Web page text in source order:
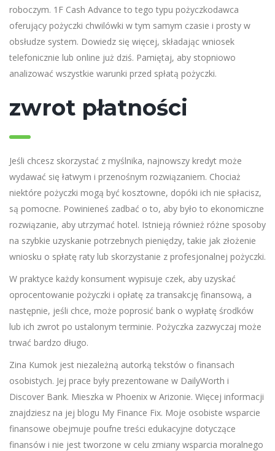
roboczym. 1F Cash Advance to tego typu pożyczkodawca
oferujący pożyczki chwilówki w tym samym czasie i prosty w
obsłudze system. Dowiedz się więcej, składając wniosek
telefonicznie lub online już dziś. Pamiętaj, aby stopniowo
analizować wszystkie warunki przed spłatą pożyczki.
zwrot płatności
Jeśli chcesz skorzystać z myślnika, najnowszy kredyt może
wydawać się łatwym i przenośnym rozwiązaniem. Chociaż
niektóre pożyczki mogą być kosztowne, dopóki ich nie spłacisz,
są pomocne. Powinieneś zadbać o to, aby było to ekonomiczne
rozwiązanie, aby utrzymać hotel. Istnieją również różne sposoby
na szybkie uzyskanie potrzebnych pieniędzy, takie jak złożenie
wniosku o spłatę raty lub skorzystanie z profesjonalnej pożyczki.
W praktyce każdy konsument wypisuje czek, aby uzyskać
oprocentowanie pożyczki i opłatę za transakcję finansową, a
następnie, jeśli chce, może poprosić bank o wypłatę środków
lub ich zwrot po ustalonym terminie. Pożyczka zazwyczaj może
trwać bardzo długo.
Zina Kumok jest niezależną autorką tekstów o finansach
osobistych. Jej prace były prezentowane w DailyWorth i
Discover Bank. Mieszka w Phoenix w Arizonie. Więcej informacji
znajdziesz na jej blogu My Finance Fix. Moje osobiste wsparcie
finansowe obejmuje poufne treści edukacyjne dotyczące
finansów i nie jest tworzone w celu zmiany wsparcia moralnego